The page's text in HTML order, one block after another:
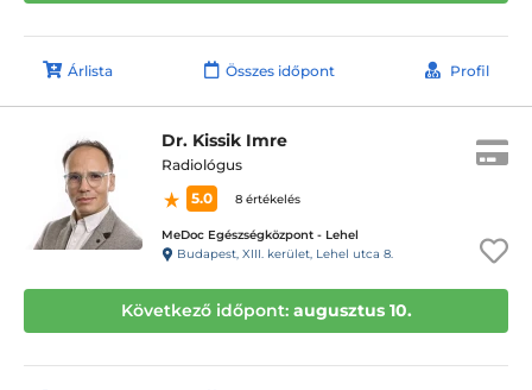
Árlista Összes időpont Profil
Dr. Kissik Imre
Radiológus
5.0
8 értékelés
MeDoc Egészségközpont - Lehel
Budapest, XIII. kerület, Lehel utca 8.
Következő időpont: augusztus 10.